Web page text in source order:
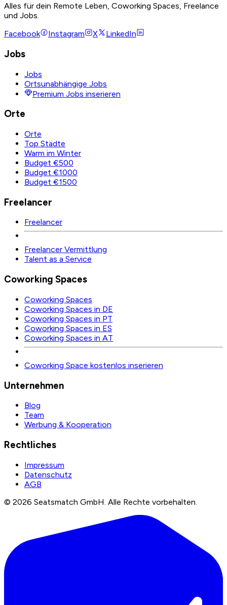
Alles für dein Remote Leben, Coworking Spaces, Freelance
und Jobs.
Facebook
Instagram X LinkedIn
Jobs
Jobs
Ortsunabhängige Jobs
Premium Jobs inserieren
Orte
Orte
Top Städte
Warm im Winter
Budget €500
Budget €1000
Budget €1500
Freelancer
Freelancer
Freelancer Vermittlung
Talent as a Service
Coworking Spaces
Coworking Spaces
Coworking Spaces in DE
Coworking Spaces in PT
Coworking Spaces in ES
Coworking Spaces in AT
Coworking Space kostenlos inserieren
Unternehmen
Blog
Team
Werbung & Kooperation
Rechtliches
Impressum
Datenschutz
AGB
© 2026 Seatsmatch GmbH. Alle Rechte vorbehalten.